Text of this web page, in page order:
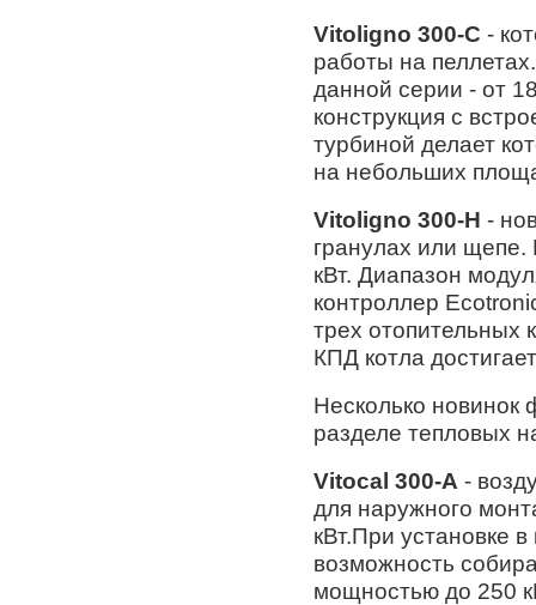
Vitoligno 300-C -
работы на
данной серии - от
конструкция с
турбиной делает
на небольших
Vitoligno 300-H -
гранулах или
кВт. Диапазон
контроллер
трех отопительных
КПД котла
Несколько новинок
разделе тепловых
Vitocal 300-A -
для наружного
кВт.При установке в
возможность
мощностью до 250